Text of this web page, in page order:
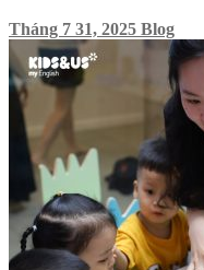
Tháng 7 31, 2025 Blog